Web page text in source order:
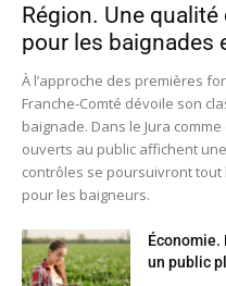
Région. Une qualité
pour les baignades
À l’approche des premières
Franche-Comté dévoile son
baignade. Dans le Jura
ouverts au public affichent
contrôles se poursuivront tout
pour les baigneurs.
un public